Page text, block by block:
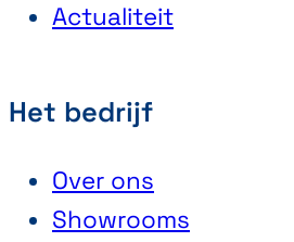
Actualiteit
Het bedrijf
Over ons
Showrooms